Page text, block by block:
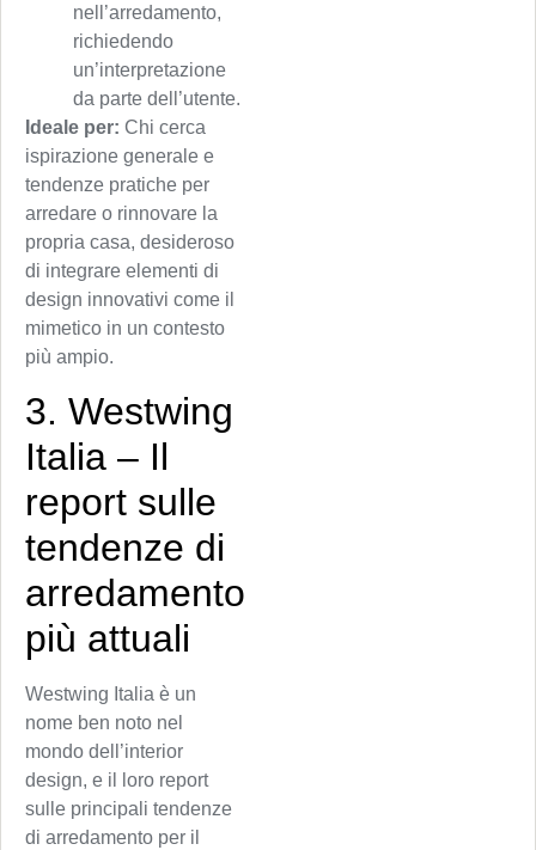
nell’arredamento,
richiedendo
un’interpretazione
da parte dell’utente.
Ideale per: Chi cerca
ispirazione generale e
tendenze pratiche per
arredare o rinnovare la
propria casa, desideroso
di integrare elementi di
design innovativi come il
mimetico in un contesto
più ampio.
3. Westwing
Italia – Il
report sulle
tendenze di
arredamento
più attuali
Westwing Italia è un
nome ben noto nel
mondo dell’interior
design, e il loro report
sulle principali tendenze
di arredamento per il